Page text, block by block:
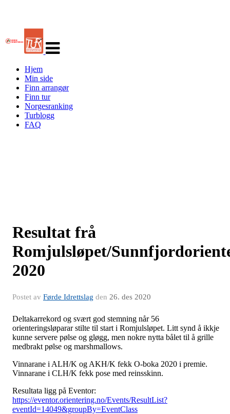
navigasjon
Hjem
Min side
Finn arrangør
Finn tur
Norgesranking
Turblogg
FAQ
Resultat frå
Romjulsløpet/
2020
Postet av Førde Idrettslag den 26. des 2020
Deltakarrekord og svært god stemning når 56
orienteringsløparar stilte til start i Romjulsløpet. Litt synd å ikkje
kunne servere pølse og gløgg, men nokre nytta bålet til å grille
medbrakt pølse og marshmallows.
Vinnarane i ALH/K og AKH/K fekk O-boka 2020 i premie.
Vinnarane i CLH/K fekk pose med reinsskinn.
Resultata ligg på Eventor:
https://eventor.orientering.no/Events/ResultList?
eventId=14049&groupBy=EventClass